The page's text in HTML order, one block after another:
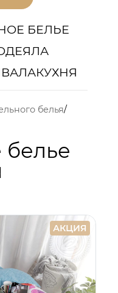
БЕЛЬЕ
КУХНЯ
белья
белье
АКЦИЯ